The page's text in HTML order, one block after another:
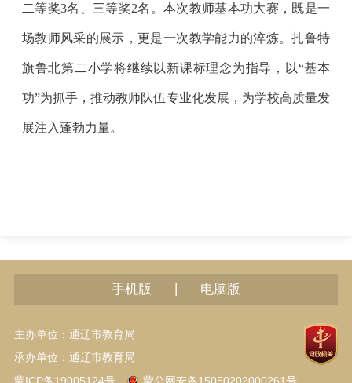
二等奖3名、三等奖2名。本次教师基本功大赛，既是一
场教师风采的展示，更是一次教学能力的淬炼。扎鲁特
旗鲁北第二小学将继续以新课标理念为指导，以“基本
功”为抓手，推动教师队伍专业化发展，为学校高质量发
展注入蓬勃力量。
手机版 电脑版
主办单位：通辽市教育局
承办单位：通辽市教育局
蒙ICP备19005124号
蒙公网安备15050202000261号